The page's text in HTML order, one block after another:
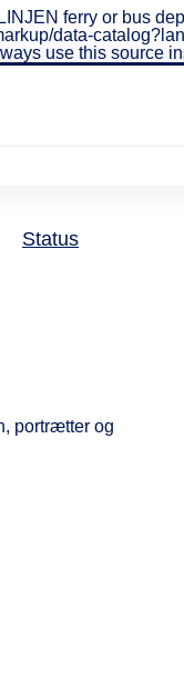
ferry or bus
data-
use this source
Status